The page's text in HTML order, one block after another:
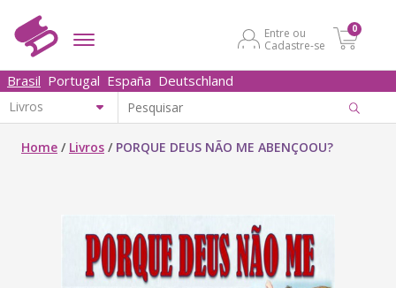
Entre ou
Cadastre-se
0
Brasil Portugal España Deutschland
Home / Livros / PORQUE DEUS NÃO ME ABENÇOOU?